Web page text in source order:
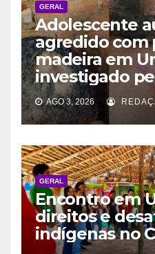
GERAL
Adolescente
agredido com
madeira em
investigado
AGO 3, 2026
GERAL
Encontro em
direitos e
indígenas no